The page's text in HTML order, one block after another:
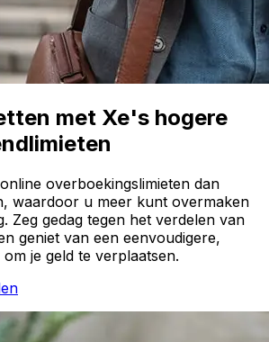
met Xe's hogere
overboekingslimieten dan
waardoor u meer kunt overmaken
Zeg gedag tegen het verdelen van
geniet van een eenvoudigere,
je geld te verplaatsen.